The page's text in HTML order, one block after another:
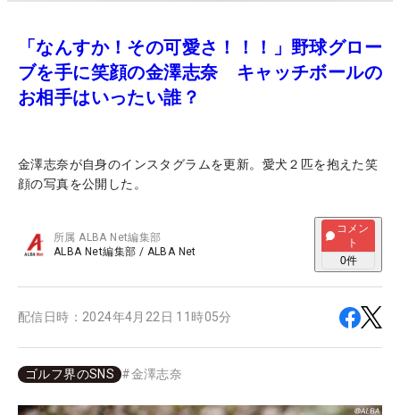
「なんすか！その可愛さ！！！」野球グロー
ブを手に笑顔の金澤志奈 キャッチボールの
お相手はいったい誰？
金澤志奈が自身のインスタグラムを更新。愛犬２匹を抱えた笑
顔の写真を公開した。
所属ALBA Net編集部
ALBA Net編集部 / ALBA Net
コメン
ト
0件
配信日時： 2024年4月22日 11時05分
ゴルフ界のSNS #金澤志奈